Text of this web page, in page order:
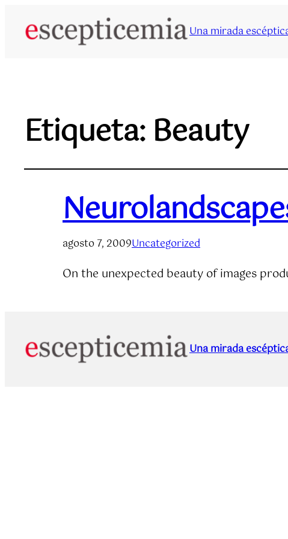
Una mirada
Etiqueta: Beauty
agosto 7, 2009Uncategorized
On the unexpected beauty of images
Una mirada